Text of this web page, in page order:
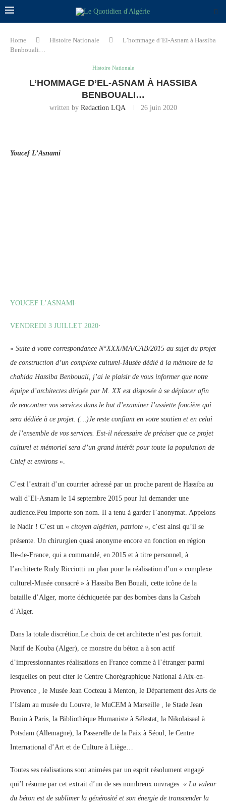
Home Histoire Nationale
L’hommage d’El-Asnam à Hassiba
Benbouali…
Histoire Nationale
L’HOMMAGE D’EL-ASNAM À HASSIBA
BENBOUALI…
written by Redaction LQA 26 juin 2020
Youcef L’Asnami
YOUCEF L’ASNAMI·
VENDREDI 3 JUILLET 2020·
« Suite à votre correspondance N°XXX/MA/CAB/2015 au sujet du projet
de construction d’un complexe culturel-Musée dédié à la mémoire de la
chahida Hassiba Benbouali, j’ai le plaisir de vous informer que notre
équipe d’architectes dirigée par M. XX est disposée à se déplacer afin
de rencontrer vos services dans le but d’examiner l’assiette foncière qui
sera dédiée à ce projet. (…)Je reste confiant en votre soutien et en celui
de l’ensemble de vos services. Est-il nécessaire de préciser que ce projet
culturel et mémoriel sera d’un grand intérêt pour toute la population de
Chlef et environs ».
C’est l’extrait d’un courrier adressé par un proche parent de Hassiba au
wali d’El-Asnam le 14 septembre 2015 pour lui demander une
audience.Peu importe son nom. Il a tenu à garder l’anonymat. Appelons
le Nadir ! C’est un « citoyen algérien, patriote », c’est ainsi qu’il se
présente. Un chirurgien quasi anonyme encore en fonction en région
Ile-de-France, qui a commandé, en 2015 et à titre personnel, à
l’architecte Rudy Ricciotti un plan pour la réalisation d’un « complexe
culturel-Musée consacré » à Hassiba Ben Bouali, cette icône de la
bataille d’Alger, morte déchiquetée par des bombes dans la Casbah
d’Alger.
Dans la totale discrétion.Le choix de cet architecte n’est pas fortuit.
Natif de Kouba (Alger), ce monstre du béton a à son actif
d’impressionnantes réalisations en France comme à l’étranger parmi
lesquelles on peut citer le Centre Chorégraphique National à Aix-en-
Provence , le Musée Jean Cocteau à Menton, le Département des Arts de
l’Islam au musée du Louvre, le MuCEM à Marseille , le Stade Jean
Bouin à Paris, la Bibliothèque Humaniste à Sélestat, la Nikolaisaal à
Potsdam (Allemagne), la Passerelle de la Paix à Séoul, le Centre
International d’Art et de Culture à Liège…
Toutes ses réalisations sont animées par un esprit résolument engagé
qui’l résume par cet extrait d’un de ses nombreux ouvrages :« La valeur
du béton est de sublimer la générosité et son énergie de transcender la